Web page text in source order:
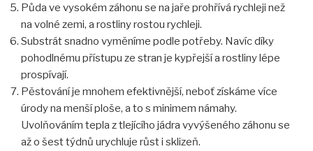
Půda ve vysokém záhonu se na jaře prohřívá rychleji než
na volné zemi, a rostliny rostou rychleji.
Substrát snadno vyměníme podle potřeby. Navíc díky
pohodlnému přístupu ze stran je kypřejší a rostliny lépe
prospívají.
Pěstování je mnohem efektivnější, neboť získáme více
úrody na menší ploše, a to s minimem námahy.
Uvolňováním tepla z tlejícího jádra vyvýšeného záhonu se
až o šest týdnů urychluje růst i sklizeň.